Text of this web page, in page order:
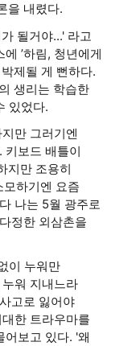
을 내렸다.
될거야...' 라고
’하림, 청년에게
제될 게 뻔하다.
생리는 학습한
있었다.
만 그러기엔
키보드 배틀이
지만 조용히
모하기엔 요즘
나는 5월 광주로
정한 외삼촌을
이 누워만
워 지내느라
고로 잃어야
한 트라우마를
어보고 있다. '왜